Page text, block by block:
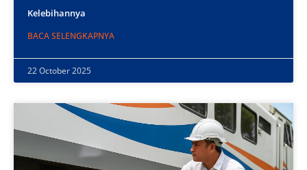
Kelebihannya
BACA SELENGKAPNYA
22 October 2025